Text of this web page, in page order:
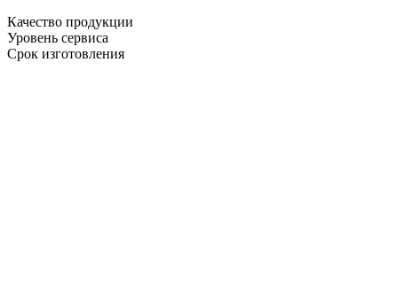
Качество продукции
Уровень сервиса
Срок изготовления